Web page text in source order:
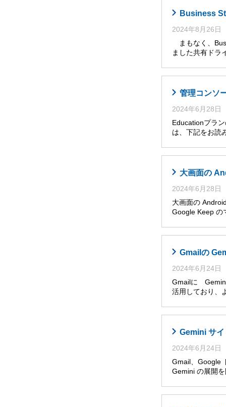
Business
2024年8月26日
まもなく、
ました共有ドラ
管理コンソ
2024年6月28日
Educationプラ
は、下記をお
大画面の
2024年6月28日
大画面の
Google Keep の
Gmailの
2024年6月24日
Gmailに Gemini
活用しており、
Gemini サ
2024年6月24日
Gmail、Google
Gemini の展開